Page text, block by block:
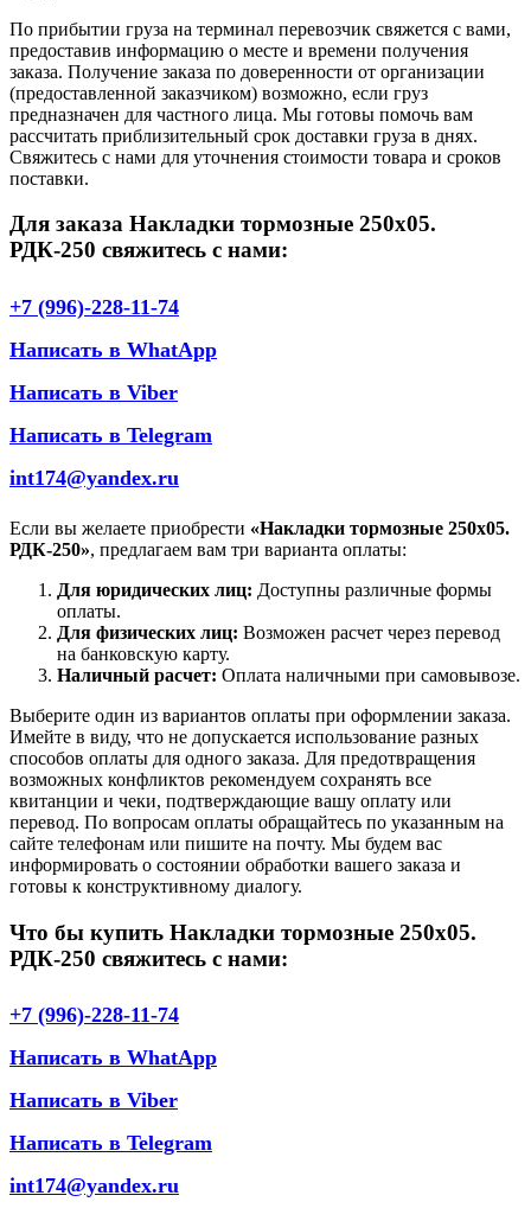
По прибытии груза на терминал перевозчик свяжется с вами,
предоставив информацию о месте и времени получения
заказа. Получение заказа по доверенности от организации
(предоставленной заказчиком) возможно, если груз
предназначен для частного лица. Мы готовы помочь вам
рассчитать приблизительный срок доставки груза в днях.
Свяжитесь с нами для уточнения стоимости товара и сроков
поставки.
Для заказа Накладки тормозные 250х05.
РДК-250 свяжитесь с нами:
+7 (996)-228-11-74
Написать в WhatApp
Написать в Viber
Написать в Telegram
int174@yandex.ru
Если вы желаете приобрести «Накладки тормозные 250х05.
РДК-250», предлагаем вам три варианта оплаты:
Для юридических лиц: Доступны различные формы
оплаты.
Для физических лиц: Возможен расчет через перевод
на банковскую карту.
Наличный расчет: Оплата наличными при самовывозе.
Выберите один из вариантов оплаты при оформлении заказа.
Имейте в виду, что не допускается использование разных
способов оплаты для одного заказа. Для предотвращения
возможных конфликтов рекомендуем сохранять все
квитанции и чеки, подтверждающие вашу оплату или
перевод. По вопросам оплаты обращайтесь по указанным на
сайте телефонам или пишите на почту. Мы будем вас
информировать о состоянии обработки вашего заказа и
готовы к конструктивному диалогу.
Что бы купить Накладки тормозные 250х05.
РДК-250 свяжитесь с нами:
+7 (996)-228-11-74
Написать в WhatApp
Написать в Viber
Написать в Telegram
int174@yandex.ru